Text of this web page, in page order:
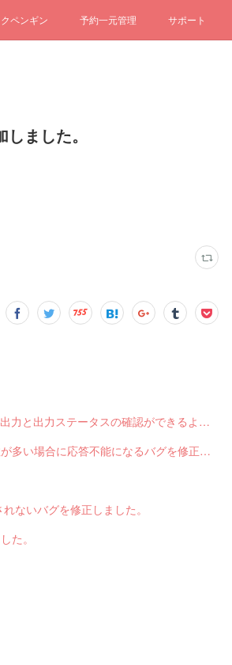
ペンギン 予約一元管理 サポート
ました。
【サブスクペンギン】請求データ出力で、CSVの自動分割出力と出力ステータスの確認ができるようになりました。
【サブスクペンギン】請求データ入力で結果のエラー件数が多い場合に応答不能になるバグを修正しました。
ないバグを修正しました。
た。